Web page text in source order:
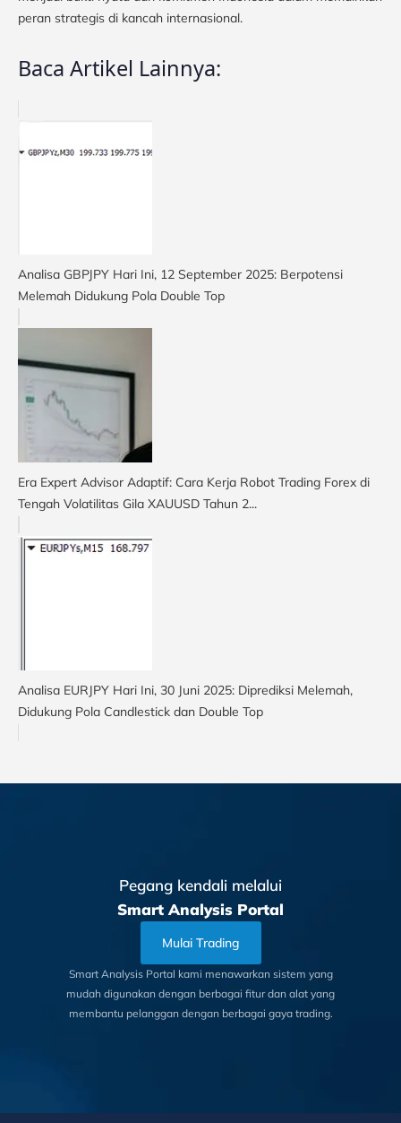
peran strategis di kancah internasional.
Baca Artikel Lainnya:
Analisa GBPJPY Hari Ini, 12 September 2025: Berpotensi
Melemah Didukung Pola Double Top
Era Expert Advisor Adaptif: Cara Kerja Robot Trading Forex di
Tengah Volatilitas Gila XAUUSD Tahun 2...
Analisa EURJPY Hari Ini, 30 Juni 2025: Diprediksi Melemah,
Didukung Pola Candlestick dan Double Top
Pegang kendali melalui
Smart Analysis Portal
Mulai Trading
Smart Analysis Portal kami menawarkan sistem yang
mudah digunakan dengan berbagai fitur dan alat yang
membantu pelanggan dengan berbagai gaya trading.